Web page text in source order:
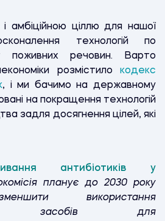
амбіційною ціллю для нашої
технологій по
поживних речовин. Варто
розмістило кодекс
, і ми бачимо на державному
на покращення технологій
задля досягнення цілей, які
антибіотиків у
планує до 2030 року
використання
засобів для